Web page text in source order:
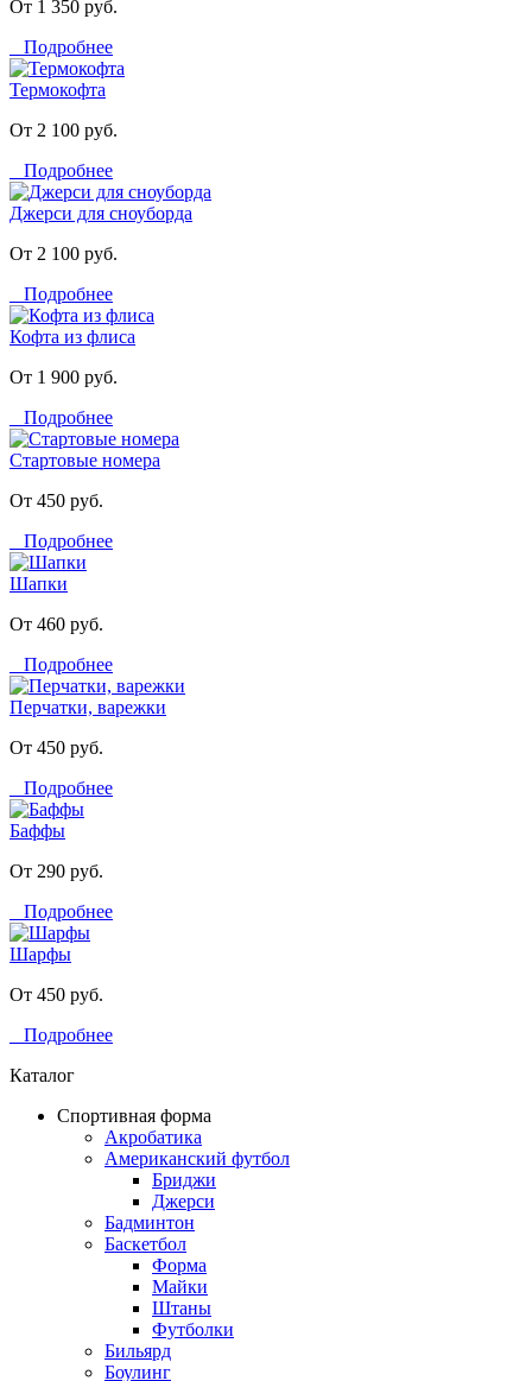
От 1 350 руб.
Подробнее
Термокофта
От 2 100 руб.
Подробнее
Джерси для сноуборда
От 2 100 руб.
Подробнее
Кофта из флиса
От 1 900 руб.
Подробнее
Стартовые номера
От 450 руб.
Подробнее
Шапки
От 460 руб.
Подробнее
Перчатки, варежки
От 450 руб.
Подробнее
Баффы
От 290 руб.
Подробнее
Шарфы
От 450 руб.
Подробнее
Каталог
Спортивная форма
Акробатика
Американский футбол
Бриджи
Джерси
Бадминтон
Баскетбол
Форма
Майки
Штаны
Футболки
Бильярд
Боулинг